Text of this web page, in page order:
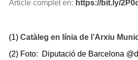
Article complet en: https://bit.ly/
(1) Catàleg en línia de l’Arxiu
(2) Foto: Diputació de Barcelona